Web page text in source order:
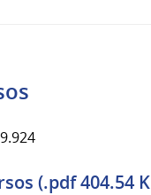
(.pdf 404.54